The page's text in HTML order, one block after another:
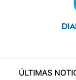
ÚLTIMAS